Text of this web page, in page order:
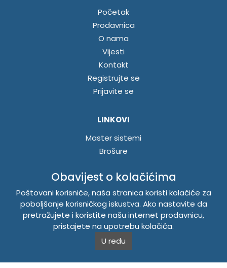
Početak
Prodavnica
O nama
Vijesti
Kontakt
Registrujte se
Prijavite se
LINKOVI
Master sistemi
Brošure
INFORMACIJE
Politika o kolačićima
Uslovi korištenja
Politika privatnosti
Obavijest o kolačićima
Poštovani korisniče, naša stranica koristi kolačiće za
poboljšanje korisničkog iskustva. Ako nastavite da
pretražujete i koristite našu internet prodavnicu,
pristajete na upotrebu kolačića.
U redu